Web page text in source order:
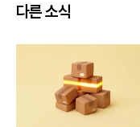
다른 소식